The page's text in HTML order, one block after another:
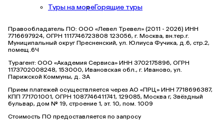
Туры на мореГорящие туры
Правообладатель ПО: ООО «Левел Тревел» (2011 - 2026) ИНН
7716697924, ОГРН 1117746723808 123056, г. Москва, вн.тер.г.
Муниципальный округ Пресненский, ул. Юлиуса Фучика, д.6, стр.2,
помещ.6Ч
Турагент: ООО «Академия Сервиса» ИНН 3702175896, ОГРН
1173702008248, 153000, Ивановская обл., г. Иваново, ул.
Парижской Коммуны, д. ЗА
Прием платежей осуществляется через АО «ПРЦ» ИНН 7718696387,
КПП 771701001, ОГРН 1087746411741, 129085, Москва г, Звёздный
бульвар, дом № 19, строение 1, эт. 10, пом. 1009
Стоимость ПО предоставляется по запросу